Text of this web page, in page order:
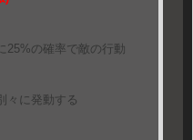
の確率で敵の行動
発動する